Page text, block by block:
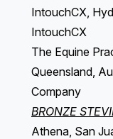
IntouchCX,
IntouchCX
The Equine
Queensland,
Company
BRONZE
Athena, San